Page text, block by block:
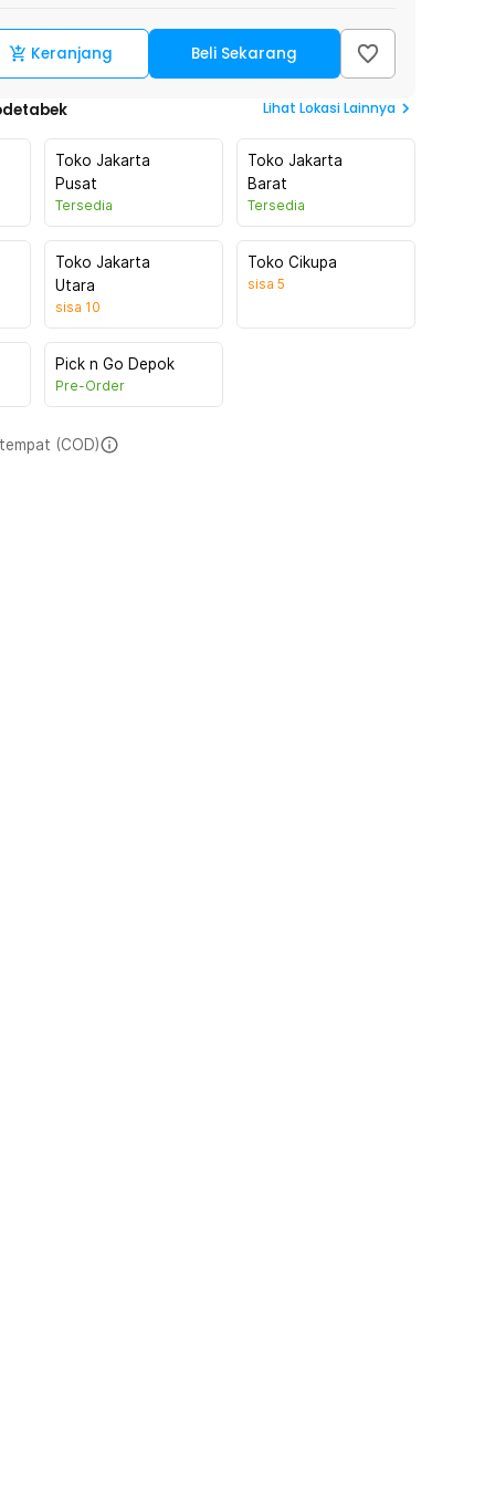
Keranjang Beli Sekarang
Lihat Lokasi Lainnya
Toko Jakarta
Pusat
Tersedia
Toko Jakarta
Barat
Tersedia
Toko Jakarta
Utara
sisa 10
Toko Cikupa
sisa 5
Pick n Go Depok
Pre-Order
(COD)